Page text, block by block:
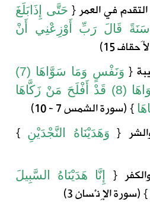
في العمر{ حَتَّى إِذَابَلَغَ
سَنَةً قَالَ رَبِّ أَوْزِعْنِي
أَنْ
{ وَنَفْسٍ وَمَا سَوَّاهَا (7)
(8) قَدْ أَفْلَحَ مَنْ زَكَّاهَا
} (سورةالشمس
{ وَهَدَيْنَاهُ النَّجْدَيْنِ }
{ إِنَّا هَدَيْنَاهُ
السَّبِيلَ
} (سورةالإِنْسان